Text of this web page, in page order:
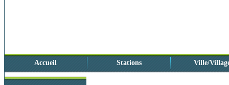
Accueil Stations Ville/